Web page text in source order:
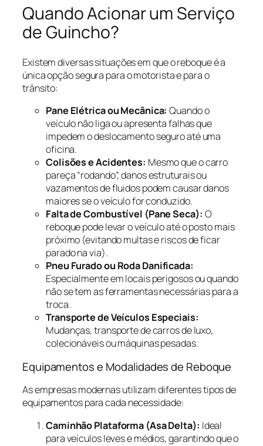
Quando Acionar um Serviço
de Guincho?
Existem diversas situações em que o reboque é a
única opção segura para o motorista e para o
trânsito:
Pane Elétrica ou Mecânica: Quando o
veículo não liga ou apresenta falhas que
impedem o deslocamento seguro até uma
oficina.
Colisões e Acidentes: Mesmo que o carro
pareça “rodando”, danos estruturais ou
vazamentos de fluidos podem causar danos
maiores se o veículo for conduzido.
Falta de Combustível (Pane Seca): O
reboque pode levar o veículo até o posto mais
próximo (evitando multas e riscos de ficar
parado na via).
Pneu Furado ou Roda Danificada:
Especialmente em locais perigosos ou quando
não se tem as ferramentas necessárias para a
troca.
Transporte de Veículos Especiais:
Mudanças, transporte de carros de luxo,
colecionáveis ou máquinas pesadas.
Equipamentos e Modalidades de Reboque
As empresas modernas utilizam diferentes tipos de
equipamentos para cada necessidade:
Caminhão Plataforma (Asa Delta): Ideal
para veículos leves e médios, garantindo que o